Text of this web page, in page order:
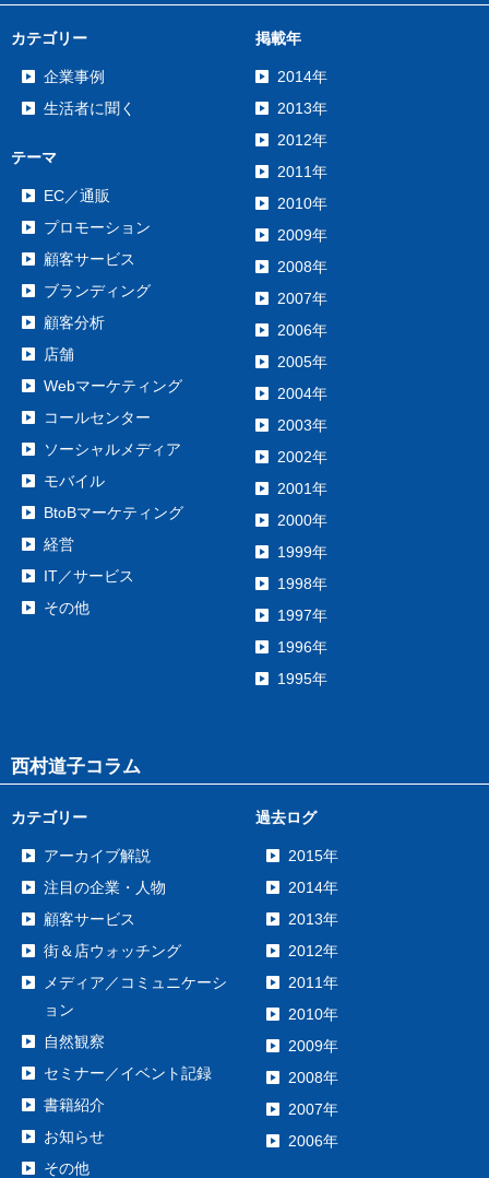
カテゴリー
企業事例
生活者に聞く
テーマ
EC／通販
プロモーション
顧客サービス
ブランディング
顧客分析
店舗
Webマーケティング
コールセンター
ソーシャルメディア
モバイル
BtoBマーケティング
経営
IT／サービス
その他
掲載年
2014年
2013年
2012年
2011年
2010年
2009年
2008年
2007年
2006年
2005年
2004年
2003年
2002年
2001年
2000年
1999年
1998年
1997年
1996年
1995年
西村道子コラム
カテゴリー
アーカイブ解説
注目の企業・人物
顧客サービス
街＆店ウォッチング
メディア／コミュニケーシ
ョン
自然観察
セミナー／イベント記録
書籍紹介
お知らせ
その他
過去ログ
2015年
2014年
2013年
2012年
2011年
2010年
2009年
2008年
2007年
2006年